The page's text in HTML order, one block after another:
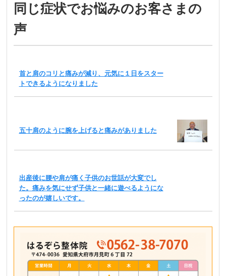
同じ症状でお悩みのお客さまの
声
首と肩のコリと痛みが減り、元気に１日をスター
トできるようになりました
五十肩のように腕を上げると痛みがありました
出産後に腰や肩が痛く子供のお世話が大変でし
た。痛みを気にせず子供と一緒に遊べるようにな
ったのが嬉しいです。